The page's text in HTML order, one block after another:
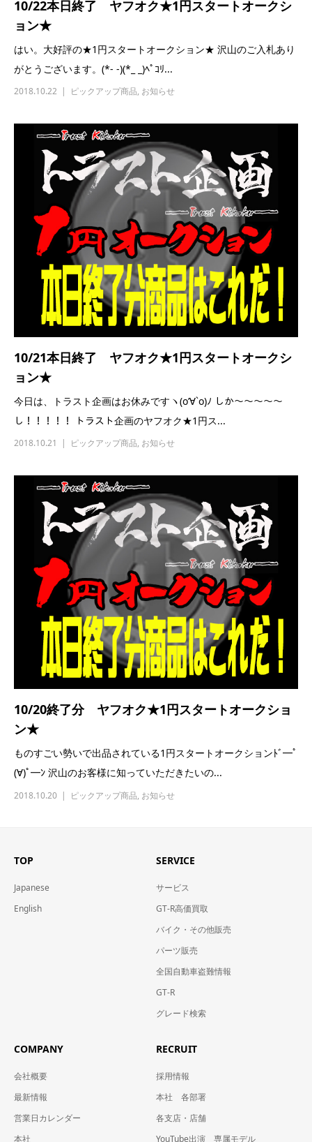
10/22本日終了 ヤフオク★1円スタートオークシ
ョン★
はい。大好評の★1円スタートオークション★ 沢山のご入札あり
がとうございます。(*- -)(*_ _)ﾍﾟｺﾘ...
2018.10.22 ピックアップ商品, お知らせ
10/21本日終了 ヤフオク★1円スタートオークシ
ョン★
今日は、トラスト企画はお休みですヽ(o’∀`o)ﾉ しか～～～～～
し！！！！！ トラスト企画のヤフオク★1円ス...
2018.10.21 ピックアップ商品, お知らせ
10/20終了分 ヤフオク★1円スタートオークショ
ン★
ものすごい勢いで出品されている1円スタートオークションﾄﾞ━ﾟ
(∀)ﾟ━ﾝ 沢山のお客様に知っていただきたいの...
2018.10.20 ピックアップ商品, お知らせ
TOP
Japanese
English
SERVICE
サービス
GT-R高価買取
バイク・その他販売
パーツ販売
全国自動車盗難情報
GT-R
グレード検索
COMPANY
会社概要
最新情報
営業日カレンダー
本社
RECRUIT
採用情報
本社 各部署
各支店・店舗
YouTube出演 専属モデル